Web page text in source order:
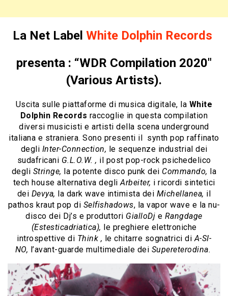
La Net Label White Dolphin Records
presenta : “WDR Compilation 2020″
(Various Artists).
Uscita sulle piattaforme di musica digitale, la White
Dolphin Records raccoglie in questa compilation
diversi musicisti e artisti della scena underground
italiana e straniera. Sono presenti il synth pop raffinato
degli Inter-Connection, le sequenze industrial dei
sudafricani G.L.O.W. , il post pop-rock psichedelico
degli Stringe, la potente disco punk dei Commando, la
tech house alternativa degliArbeiter, i ricordi sintetici
dei Devya, la dark wave intimista dei Michellanea, il
pathos kraut pop di Selfishadows, la vapor wave e la nu-
disco dei Dj’s e produttori GialloDj e Rangdage
(Estesticadriatica), le preghiere elettroniche
introspettive di Think , le chitarre sognatrici diA-SI-
NO, l’avant-guarde multimediale dei Supereterodina.